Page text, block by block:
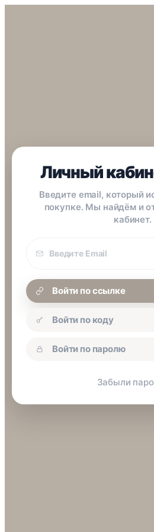
Личный
Введите email, который
покупке. Мы найдём и
кабинет.
покупки
Войти по ссылке
Войти по коду
Войти по паролю
Забыли